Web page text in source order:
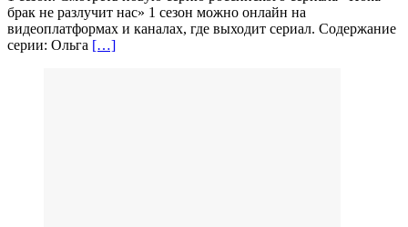
брак не разлучит нас» 1 сезон можно онлайн на
видеоплатформах и каналах, где выходит сериал. Содержание
серии: Ольга […]